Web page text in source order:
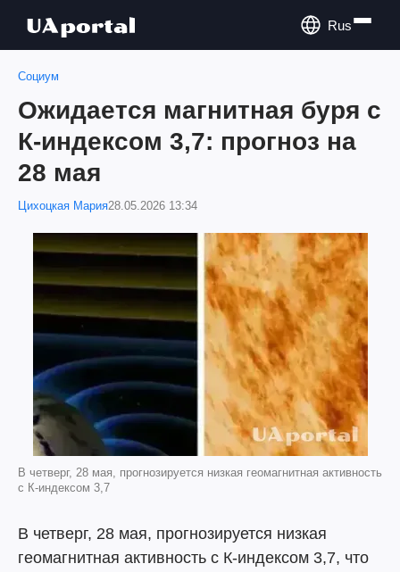
Rus
Социум
Ожидается магнитная буря с
К-индексом 3,7: прогноз на
28 мая
Цихоцкая Мария28.05.2026 13:34
В четверг, 28 мая, прогнозируется низкая геомагнитная активность
с К-индексом 3,7
В четверг, 28 мая, прогнозируется низкая
геомагнитная активность с К-индексом 3,7, что